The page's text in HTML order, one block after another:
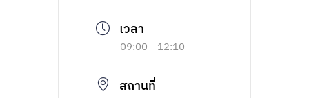
09:00 - 12:10
สถานที่